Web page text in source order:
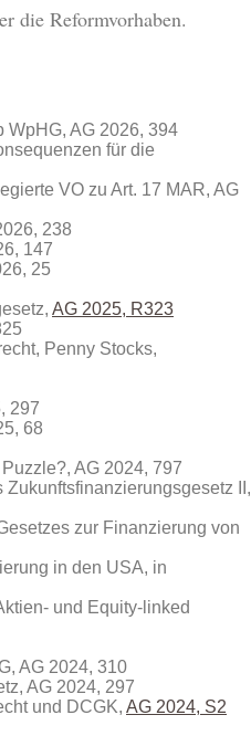
die Reformvorhaben.
WpHG, AG 2026, 394
für die
VO zu Art. 17 MAR, AG
238
147
25
AG 2025, R323
Penny Stocks,
297
68
AG 2024, 797
II,
zur Finanzierung von
in den USA, in
und Equity-linked
AG 2024, 310
AG 2024, 297
und DCGK, AG 2024, S2